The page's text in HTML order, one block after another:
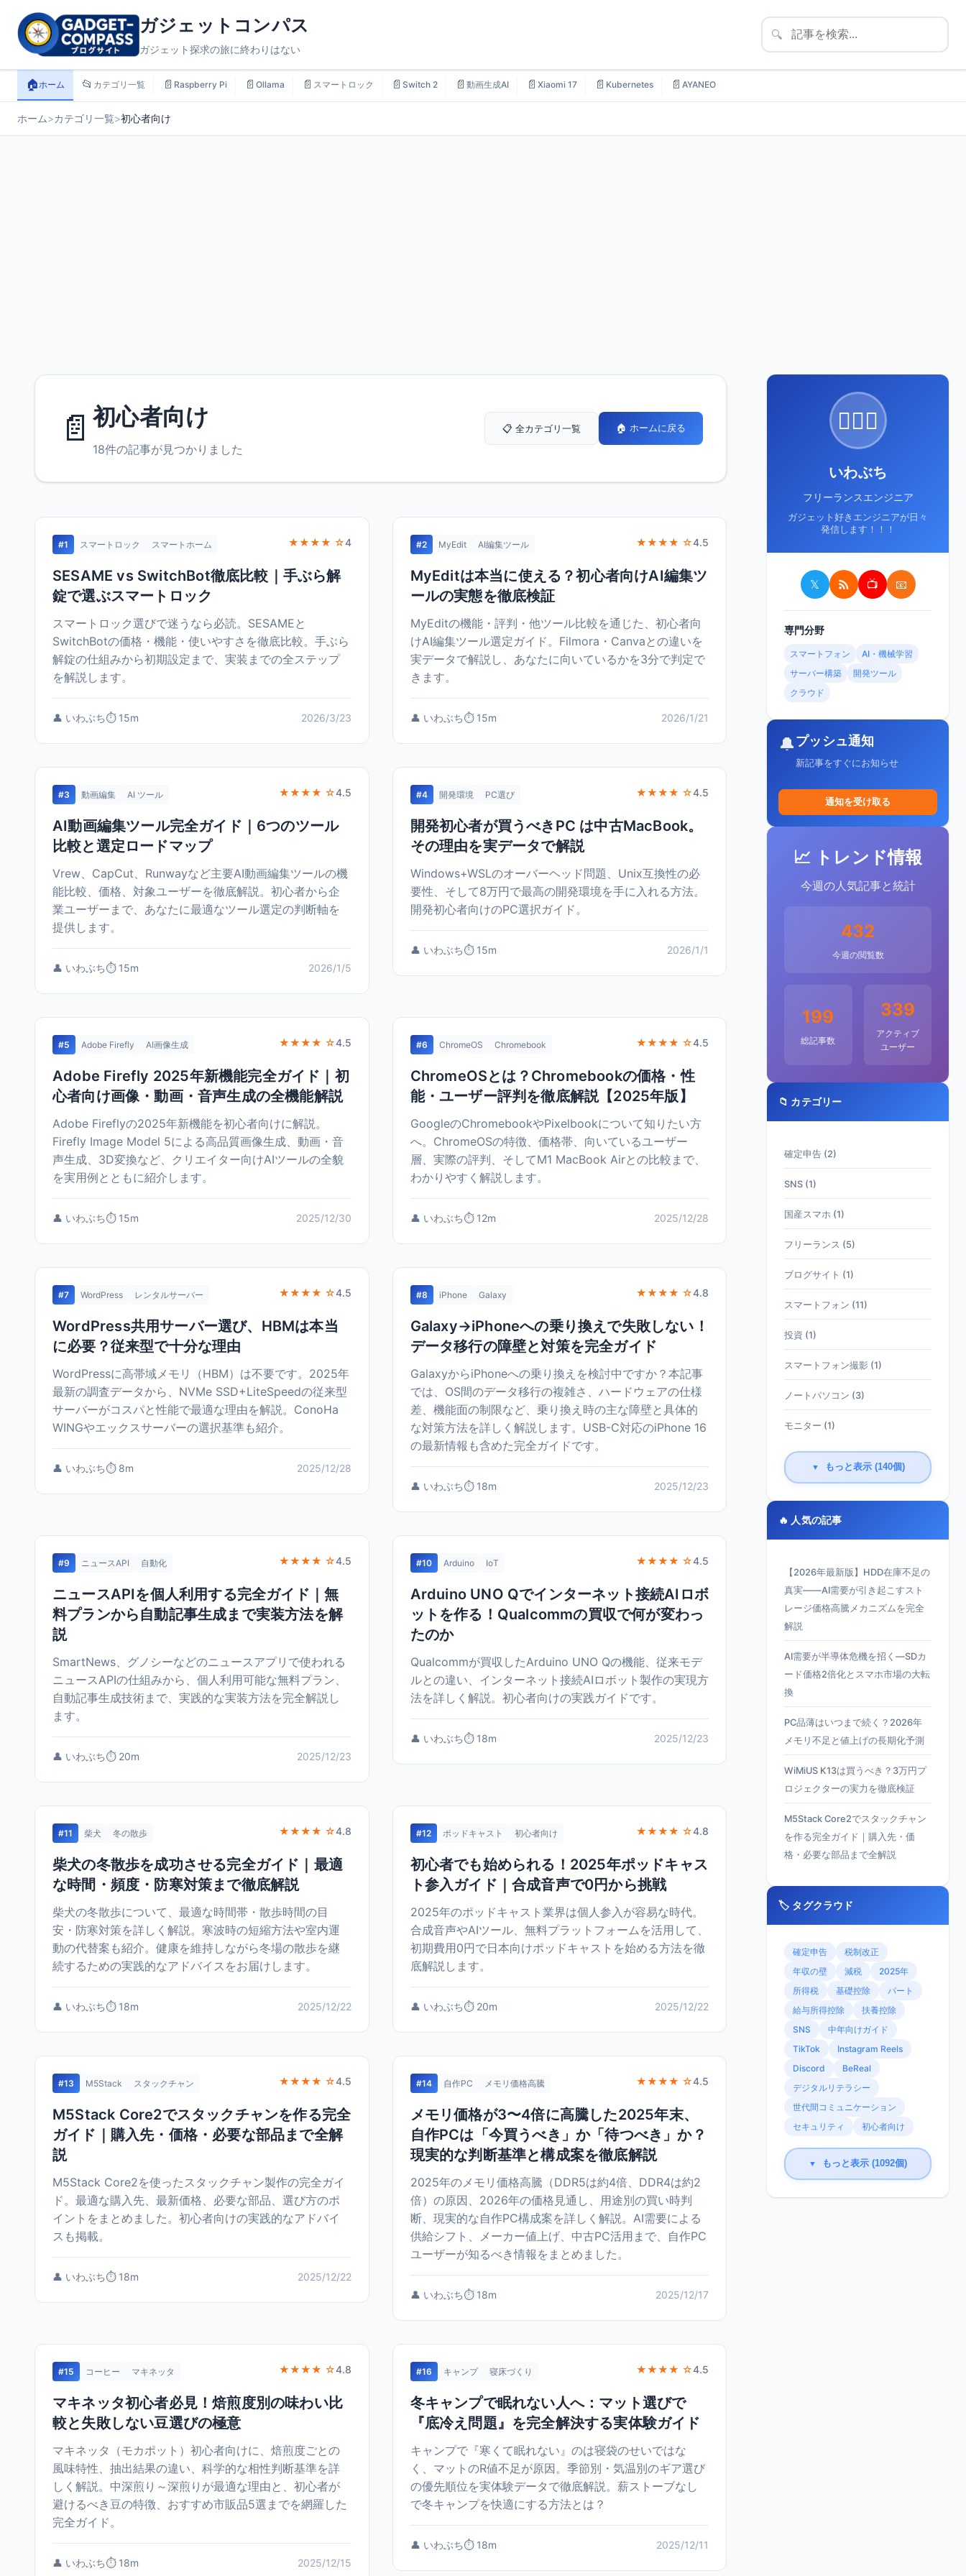
ガジェットコンパス
ガジェット探求の旅に終わりはない
🔍
🏠ホーム 📂 カテゴリ一覧 📄 Raspberry Pi 📄 Ollama 📄 スマートロック 📄 Switch 2 📄 動画生成AI 📄 Xiaomi 17 📄 Kubernetes 📄 AYANEO
ホーム>カテゴリ一覧>初心者向け
📄 初心者向け
18件の記事が見つかりました
📋 全カテゴリ一覧 🏠 ホームに戻る
#1 スマートロック スマートホーム ★★★★ ☆4
SESAME vs SwitchBot徹底比較｜手ぶら解
錠で選ぶスマートロック
スマートロック選びで迷うなら必読。SESAMEと
SwitchBotの価格・機能・使いやすさを徹底比較。手ぶら
解錠の仕組みから初期設定まで、実装までの全ステップ
を解説します。
👤 いわぶち⏱️ 15m 2026/3/23
#2 MyEdit AI編集ツール ★★★★ ☆4.5
MyEditは本当に使える？初心者向けAI編集ツ
ールの実態を徹底検証
MyEditの機能・評判・他ツール比較を通じた、初心者向
けAI編集ツール選定ガイド。Filmora・Canvaとの違いを
実データで解説し、あなたに向いているかを3分で判定で
きます。
👤 いわぶち⏱️ 15m 2026/1/21
#3 動画編集 AI ツール ★★★★ ☆4.5
AI動画編集ツール完全ガイド｜6つのツール
比較と選定ロードマップ
Vrew、CapCut、Runwayなど主要AI動画編集ツールの機
能比較、価格、対象ユーザーを徹底解説。初心者から企
業ユーザーまで、あなたに最適なツール選定の判断軸を
提供します。
👤 いわぶち⏱️ 15m 2026/1/5
#4 開発環境 PC選び ★★★★ ☆4.5
開発初心者が買うべきPC は中古MacBook。
その理由を実データで解説
Windows+WSLのオーバーヘッド問題、Unix互換性の必
要性、そして8万円で最高の開発環境を手に入れる方法。
開発初心者向けのPC選択ガイド。
👤 いわぶち⏱️ 15m 2026/1/1
#5 Adobe Firefly AI画像生成 ★★★★ ☆4.5
Adobe Firefly 2025年新機能完全ガイド｜初
心者向け画像・動画・音声生成の全機能解説
Adobe Fireflyの2025年新機能を初心者向けに解説。
Firefly Image Model 5による高品質画像生成、動画・音
声生成、3D変換など、クリエイター向けAIツールの全貌
を実用例とともに紹介します。
👤 いわぶち⏱️ 15m 2025/12/30
#6 ChromeOS Chromebook ★★★★ ☆4.5
ChromeOSとは？Chromebookの価格・性
能・ユーザー評判を徹底解説【2025年版】
GoogleのChromebookやPixelbookについて知りたい方
へ。ChromeOSの特徴、価格帯、向いているユーザー
層、実際の評判、そしてM1 MacBook Airとの比較まで、
わかりやすく解説します。
👤 いわぶち⏱️ 12m 2025/12/28
#7 WordPress レンタルサーバー ★★★★ ☆4.5
WordPress共用サーバー選び、HBMは本当
に必要？従来型で十分な理由
WordPressに高帯域メモリ（HBM）は不要です。2025年
最新の調査データから、NVMe SSD+LiteSpeedの従来型
サーバーがコスパと性能で最適な理由を解説。ConoHa
WINGやエックスサーバーの選択基準も紹介。
👤 いわぶち⏱️ 8m 2025/12/28
#8 iPhone Galaxy ★★★★ ☆4.8
Galaxy→iPhoneへの乗り換えで失敗しない！
データ移行の障壁と対策を完全ガイド
GalaxyからiPhoneへの乗り換えを検討中ですか？本記事
では、OS間のデータ移行の複雑さ、ハードウェアの仕様
差、機能面の制限など、乗り換え時の主な障壁と具体的
な対策方法を詳しく解説します。USB-C対応のiPhone 16
の最新情報も含めた完全ガイドです。
👤 いわぶち⏱️ 18m 2025/12/23
#9 ニュースAPI 自動化 ★★★★ ☆4.5
ニュースAPIを個人利用する完全ガイド｜無
料プランから自動記事生成まで実装方法を解
説
SmartNews、グノシーなどのニュースアプリで使われる
ニュースAPIの仕組みから、個人利用可能な無料プラン、
自動記事生成技術まで、実践的な実装方法を完全解説し
ます。
👤 いわぶち⏱️ 20m 2025/12/23
#10 Arduino IoT ★★★★ ☆4.5
Arduino UNO Qでインターネット接続AIロボ
ットを作る！Qualcommの買収で何が変わっ
たのか
Qualcommが買収したArduino UNO Qの機能、従来モデ
ルとの違い、インターネット接続AIロボット製作の実現方
法を詳しく解説。初心者向けの実践ガイドです。
👤 いわぶち⏱️ 18m 2025/12/23
#11 柴犬 冬の散歩 ★★★★ ☆4.8
柴犬の冬散歩を成功させる完全ガイド｜最適
な時間・頻度・防寒対策まで徹底解説
柴犬の冬散歩について、最適な時間帯・散歩時間の目
安・防寒対策を詳しく解説。寒波時の短縮方法や室内運
動の代替案も紹介。健康を維持しながら冬場の散歩を継
続するための実践的なアドバイスをお届けします。
👤 いわぶち⏱️ 18m 2025/12/22
#12 ポッドキャスト 初心者向け ★★★★ ☆4.8
初心者でも始められる！2025年ポッドキャス
ト参入ガイド｜合成音声で0円から挑戦
2025年のポッドキャスト業界は個人参入が容易な時代。
合成音声やAIツール、無料プラットフォームを活用して、
初期費用0円で日本向けポッドキャストを始める方法を徹
底解説します。
👤 いわぶち⏱️ 20m 2025/12/22
#13 M5Stack スタックチャン ★★★★ ☆4.5
M5Stack Core2でスタックチャンを作る完全
ガイド｜購入先・価格・必要な部品まで全解
説
M5Stack Core2を使ったスタックチャン製作の完全ガイ
ド。最適な購入先、最新価格、必要な部品、選び方のポ
イントをまとめました。初心者向けの実践的なアドバイ
スも掲載。
👤 いわぶち⏱️ 18m 2025/12/22
#14 自作PC メモリ価格高騰 ★★★★ ☆4.5
メモリ価格が3〜4倍に高騰した2025年末、
自作PCは「今買うべき」か「待つべき」か？
現実的な判断基準と構成案を徹底解説
2025年のメモリ価格高騰（DDR5は約4倍、DDR4は約2
倍）の原因、2026年の価格見通し、用途別の買い時判
断、現実的な自作PC構成案を詳しく解説。AI需要による
供給シフト、メーカー値上げ、中古PC活用まで、自作PC
ユーザーが知るべき情報をまとめました。
👤 いわぶち⏱️ 18m 2025/12/17
#15 コーヒー マキネッタ ★★★★ ☆4.8
マキネッタ初心者必見！焙煎度別の味わい比
較と失敗しない豆選びの極意
マキネッタ（モカポット）初心者向けに、焙煎度ごとの
風味特性、抽出結果の違い、科学的な相性判断基準を詳
しく解説。中深煎り～深煎りが最適な理由と、初心者が
避けるべき豆の特徴、おすすめ市販品5選までを網羅した
完全ガイド。
👤 いわぶち⏱️ 18m 2025/12/15
#16 キャンプ 寝床づくり ★★★★ ☆4.5
冬キャンプで眠れない人へ：マット選びで
『底冷え問題』を完全解決する実体験ガイド
キャンプで『寒くて眠れない』のは寝袋のせいではな
く、マットのR値不足が原因。季節別・気温別のギア選び
の優先順位を実体験データで徹底解説。薪ストーブなし
で冬キャンプを快適にする方法とは？
👤 いわぶち⏱️ 18m 2025/12/11
🙋🏻‍♂️
いわぶち
フリーランスエンジニア
ガジェット好きエンジニアが日々
発信します！！！
𝕏 📺 📧
専門分野
スマートフォン
AI・機械学習
サーバー構築
開発ツール
クラウド
🔔プッシュ通知
新記事をすぐにお知らせ
通知を受け取る
📈 トレンド情報
今週の人気記事と統計
432
今週の閲覧数
199
総記事数
339
アクティブ
ユーザー
📁 カテゴリー
確定申告 (2)
SNS (1)
国産スマホ (1)
フリーランス (5)
ブログサイト (1)
スマートフォン (11)
投資 (1)
スマートフォン撮影 (1)
ノートパソコン (3)
モニター (1)
▼ もっと表示 (140個)
🔥 人気の記事
【2026年最新版】HDD在庫不足の
真実——AI需要が引き起こすスト
レージ価格高騰メカニズムを完全
解説
AI需要が半導体危機を招く—SDカ
ード価格2倍化とスマホ市場の大転
換
PC品薄はいつまで続く？2026年
メモリ不足と値上げの長期化予測
WiMiUS K13は買うべき？3万円プ
ロジェクターの実力を徹底検証
M5Stack Core2でスタックチャン
を作る完全ガイド｜購入先・価
格・必要な部品まで全解説
🏷️ タグクラウド
確定申告
税制改正
年収の壁
減税
2025年
所得税
基礎控除
パート
給与所得控除
扶養控除
SNS
中年向けガイド
TikTok
Instagram Reels
Discord
BeReal
デジタルリテラシー
世代間コミュニケーション
セキュリティ
初心者向け
▼ もっと表示 (1092個)